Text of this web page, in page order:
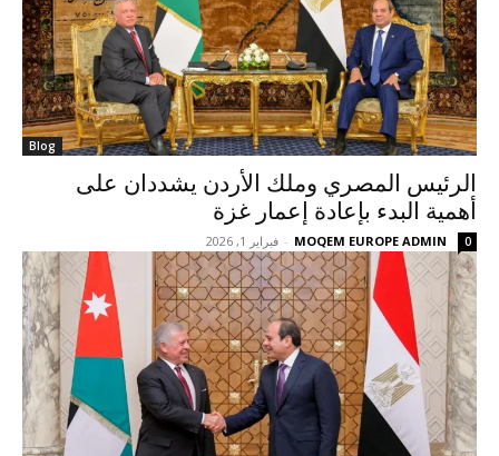
Blog
الرئيس المصري وملك الأردن يشددان على
أهمية البدء بإعادة إعمار غزة
MOQEM EUROPE ADMIN
- فبراير 1, 2026 0